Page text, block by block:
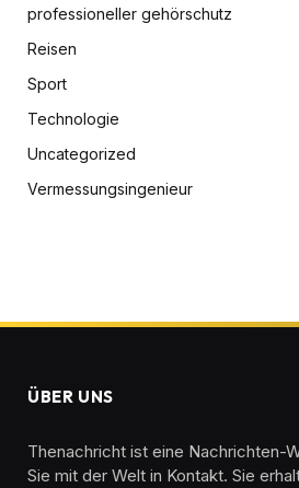
professioneller gehörschutz
Reisen
Sport
Technologie
Uncategorized
Vermessungsingenieur
ÜBER UNS
Thenachricht ist eine Nachrichten-
Sie mit der Welt in Kontakt. Sie